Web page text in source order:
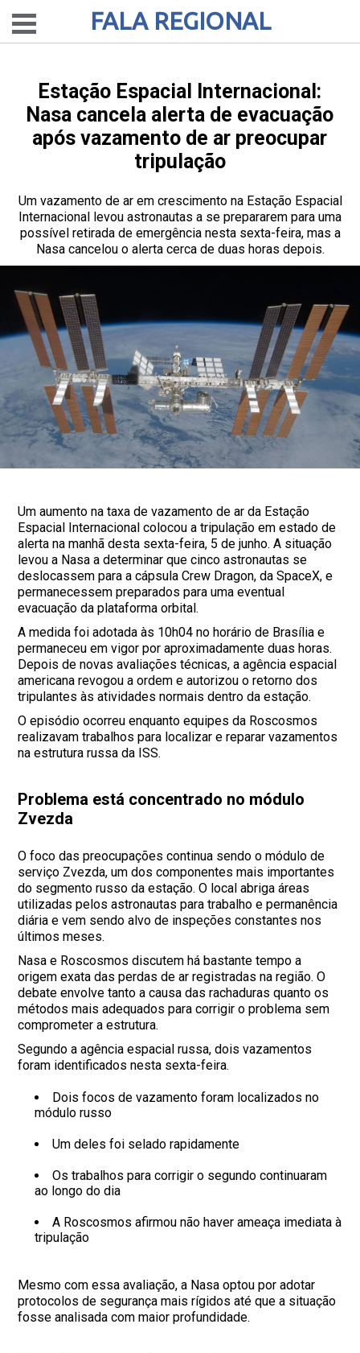
FALA REGIONAL
Estação Espacial Internacional:
Nasa cancela alerta de evacuação
após vazamento de ar preocupar
tripulação
Um vazamento de ar em crescimento na Estação Espacial
Internacional levou astronautas a se prepararem para uma
possível retirada de emergência nesta sexta-feira, mas a
Nasa cancelou o alerta cerca de duas horas depois.
Um aumento na taxa de vazamento de ar da Estação
Espacial Internacional colocou a tripulação em estado de
alerta na manhã desta sexta-feira, 5 de junho. A situação
levou a Nasa a determinar que cinco astronautas se
deslocassem para a cápsula Crew Dragon, da SpaceX, e
permanecessem preparados para uma eventual
evacuação da plataforma orbital.
A medida foi adotada às 10h04 no horário de Brasília e
permaneceu em vigor por aproximadamente duas horas.
Depois de novas avaliações técnicas, a agência espacial
americana revogou a ordem e autorizou o retorno dos
tripulantes às atividades normais dentro da estação.
O episódio ocorreu enquanto equipes da Roscosmos
realizavam trabalhos para localizar e reparar vazamentos
na estrutura russa da ISS.
Problema está concentrado no módulo
Zvezda
O foco das preocupações continua sendo o módulo de
serviço Zvezda, um dos componentes mais importantes
do segmento russo da estação. O local abriga áreas
utilizadas pelos astronautas para trabalho e permanência
diária e vem sendo alvo de inspeções constantes nos
últimos meses.
Nasa e Roscosmos discutem há bastante tempo a
origem exata das perdas de ar registradas na região. O
debate envolve tanto a causa das rachaduras quanto os
métodos mais adequados para corrigir o problema sem
comprometer a estrutura.
Segundo a agência espacial russa, dois vazamentos
foram identificados nesta sexta-feira.
Dois focos de vazamento foram localizados no
módulo russo
Um deles foi selado rapidamente
Os trabalhos para corrigir o segundo continuaram
ao longo do dia
A Roscosmos afirmou não haver ameaça imediata à
tripulação
Mesmo com essa avaliação, a Nasa optou por adotar
protocolos de segurança mais rígidos até que a situação
fosse analisada com maior profundidade.